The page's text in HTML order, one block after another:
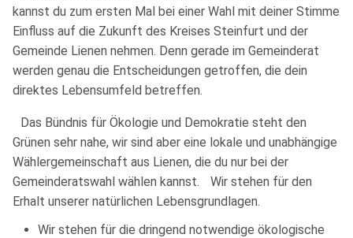
kannst du zum ersten Mal bei einer Wahl mit deiner Stimme
Einfluss auf die Zukunft des Kreises Steinfurt und der
Gemeinde Lienen nehmen. Denn gerade im Gemeinderat
werden genau die Entscheidungen getroffen, die dein
direktes Lebensumfeld betreffen.
Das Bündnis für Ökologie und Demokratie steht den
Grünen sehr nahe, wir sind aber eine lokale und unabhängige
Wählergemeinschaft aus Lienen, die du nur bei der
Gemeinderatswahl wählen kannst. Wir stehen für den
Erhalt unserer natürlichen Lebensgrundlagen.
Wir stehen für die dringend notwendige ökologische